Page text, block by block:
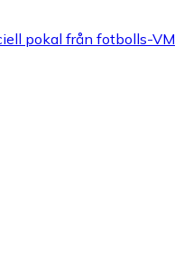
pokal från fotbolls-VM